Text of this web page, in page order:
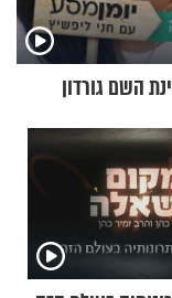
השם גורדון